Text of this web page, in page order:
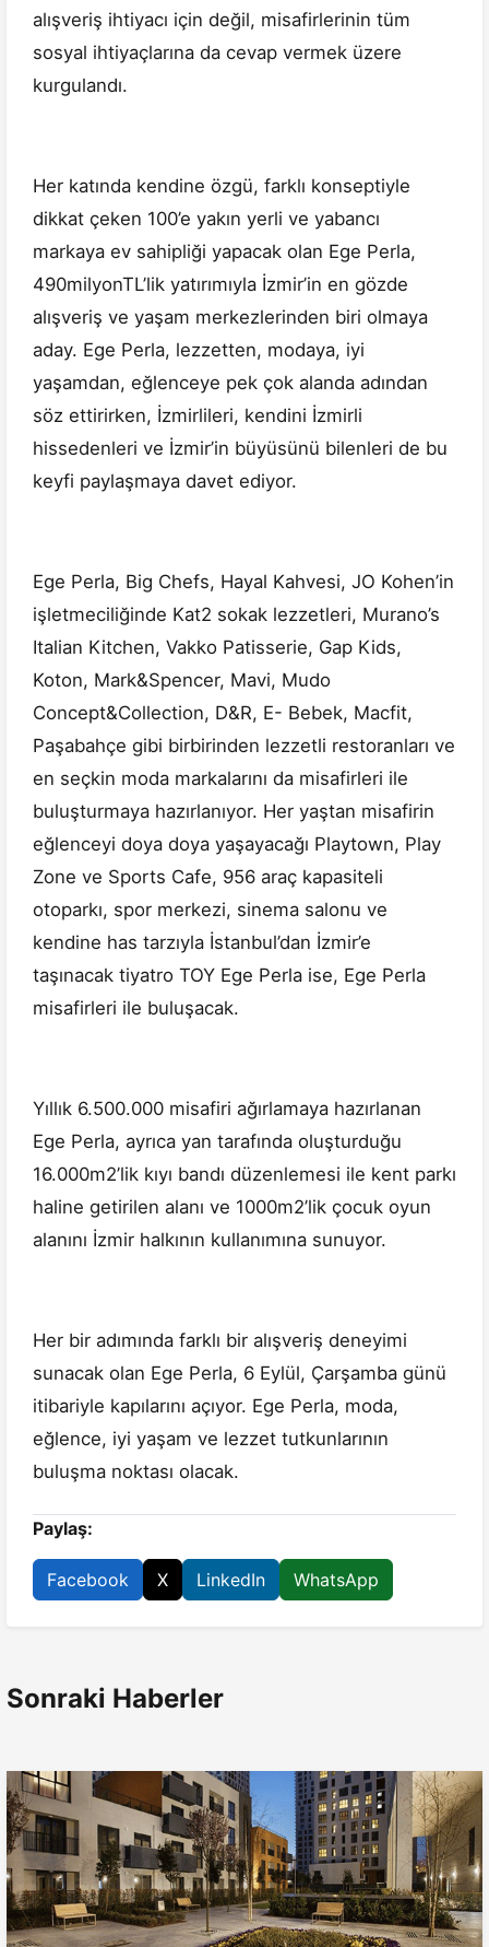
alışveriş ihtiyacı için değil, misafirlerinin tüm
sosyal ihtiyaçlarına da cevap vermek üzere
kurgulandı.
Her katında kendine özgü, farklı konseptiyle
dikkat çeken 100’e yakın yerli ve yabancı
markaya ev sahipliği yapacak olan Ege Perla,
490milyonTL’lik yatırımıyla İzmir’in en gözde
alışveriş ve yaşam merkezlerinden biri olmaya
aday. Ege Perla, lezzetten, modaya, iyi
yaşamdan, eğlenceye pek çok alanda adından
söz ettirirken, İzmirlileri, kendini İzmirli
hissedenleri ve İzmir’in büyüsünü bilenleri de bu
keyfi paylaşmaya davet ediyor.
Ege Perla, Big Chefs, Hayal Kahvesi, JO Kohen’in
işletmeciliğinde Kat2 sokak lezzetleri, Murano’s
Italian Kitchen, Vakko Patisserie, Gap Kids,
Koton, Mark&Spencer, Mavi, Mudo
Concept&Collection, D&R, E- Bebek, Macfit,
Paşabahçe gibi birbirinden lezzetli restoranları ve
en seçkin moda markalarını da misafirleri ile
buluşturmaya hazırlanıyor. Her yaştan misafirin
eğlenceyi doya doya yaşayacağı Playtown, Play
Zone ve Sports Cafe, 956 araç kapasiteli
otoparkı, spor merkezi, sinema salonu ve
kendine has tarzıyla İstanbul’dan İzmir’e
taşınacak tiyatro TOY Ege Perla ise, Ege Perla
misafirleri ile buluşacak.
Yıllık 6.500.000 misafiri ağırlamaya hazırlanan
Ege Perla, ayrıca yan tarafında oluşturduğu
16.000m2’lik kıyı bandı düzenlemesi ile kent parkı
haline getirilen alanı ve 1000m2’lik çocuk oyun
alanını İzmir halkının kullanımına sunuyor.
Her bir adımında farklı bir alışveriş deneyimi
sunacak olan Ege Perla, 6 Eylül, Çarşamba günü
itibariyle kapılarını açıyor. Ege Perla, moda,
eğlence, iyi yaşam ve lezzet tutkunlarının
buluşma noktası olacak.
Paylaş:
Facebook X LinkedIn WhatsApp
Sonraki Haberler